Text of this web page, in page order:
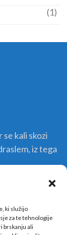
ki služijo
za te tehnologije
brskanju ali
(1)
kali skozi
iz tega